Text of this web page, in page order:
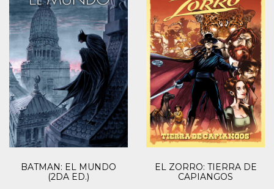
BATMAN: EL MUNDO
(2DA ED.)
EL ZORRO: TIERRA DE
CAPIANGOS